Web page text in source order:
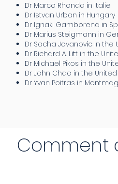
Comment
Dr Marco Rhonda in Italie
Dr Istvan Urban in Hungary
Dr Ignaki Gamborena in
Dr Marius Steigmann in
Dr Sacha Jovanovic in the
Dr Richard A. Litt in the
Dr Michael Pikos in the
Dr John Chao in the
Dr Yvan Poitras in